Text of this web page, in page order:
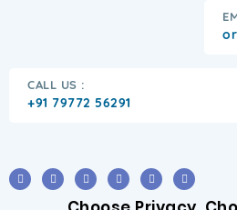
CALL US :
+91 79772 56291